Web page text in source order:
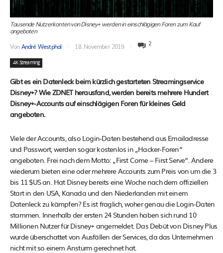
Tausende Nutzerkonten von Disney+ werden in einschlägigen Foren zum Kauf
angeboten
VonAndré Westphal 18. November 2019 2
4K Streaming
Gibt es ein Datenleck beim kürzlich gestarteten Streamingservice
Disney+? Wie ZDNET herausfand, werden bereits mehrere Hundert
Disney+-Accounts auf einschlägigen Foren für kleines Geld
angeboten.
Viele der Accounts, also Login-Daten bestehend aus Emailadresse
und Passwort, werden sogar kostenlos in „Hacker-Foren“
angeboten. Frei nach dem Motto: „First Come – First Serve“. Andere
wiederum bieten eine oder mehrere Accounts zum Preis von um die 3
bis 11 $US an. Hat Disney bereits eine Woche nach dem offiziellen
Start in den USA, Kanada und den Niederlanden mit einem
Datenleck zu kämpfen? Es ist fraglich, woher genau die Login-Daten
stammen. Innerhalb der ersten 24 Stunden haben sich rund 10
Millionen Nutzer für Disney+ angemeldet. Das Debüt von Disney Plus
wurde überschattet von Ausfällen der Services, da das Unternehmen
nicht mit so einem Ansturm gerechnet hat.